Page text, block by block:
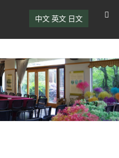
中文 英文 日文